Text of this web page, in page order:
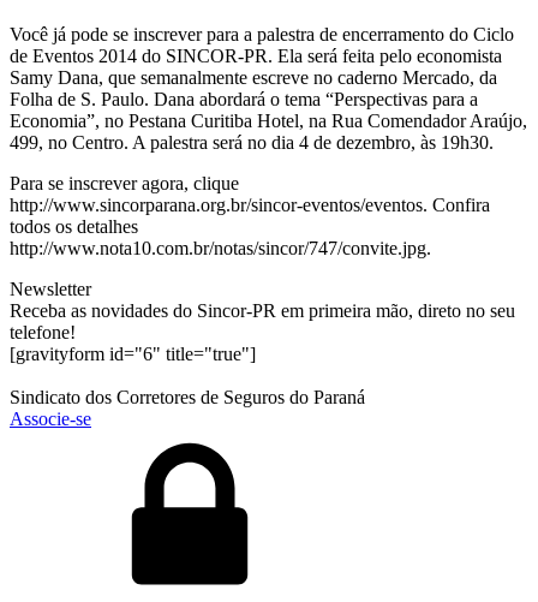
Você já pode se inscrever para a palestra de encerramento do Ciclo
de Eventos 2014 do SINCOR-PR. Ela será feita pelo economista
Samy Dana, que semanalmente escreve no caderno Mercado, da
Folha de S. Paulo. Dana abordará o tema “Perspectivas para a
Economia”, no Pestana Curitiba Hotel, na Rua Comendador Araújo,
499, no Centro. A palestra será no dia 4 de dezembro, às 19h30.
Para se inscrever agora, clique
http://www.sincorparana.org.br/sincor-eventos/eventos. Confira
todos os detalhes
http://www.nota10.com.br/notas/sincor/747/convite.jpg.
Newsletter
Receba as novidades do Sincor-PR em primeira mão, direto no seu
telefone!
[gravityform id="6" title="true"]
Sindicato dos Corretores de Seguros do Paraná
Associe-se